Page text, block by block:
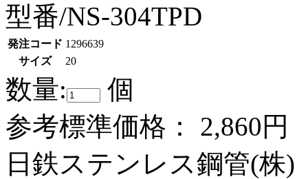
型番/NS-304TPD
発注コード 1296639
サイズ
20
数量:
個
参考標準価格：
2,860円
日鉄ステンレス鋼管(株)